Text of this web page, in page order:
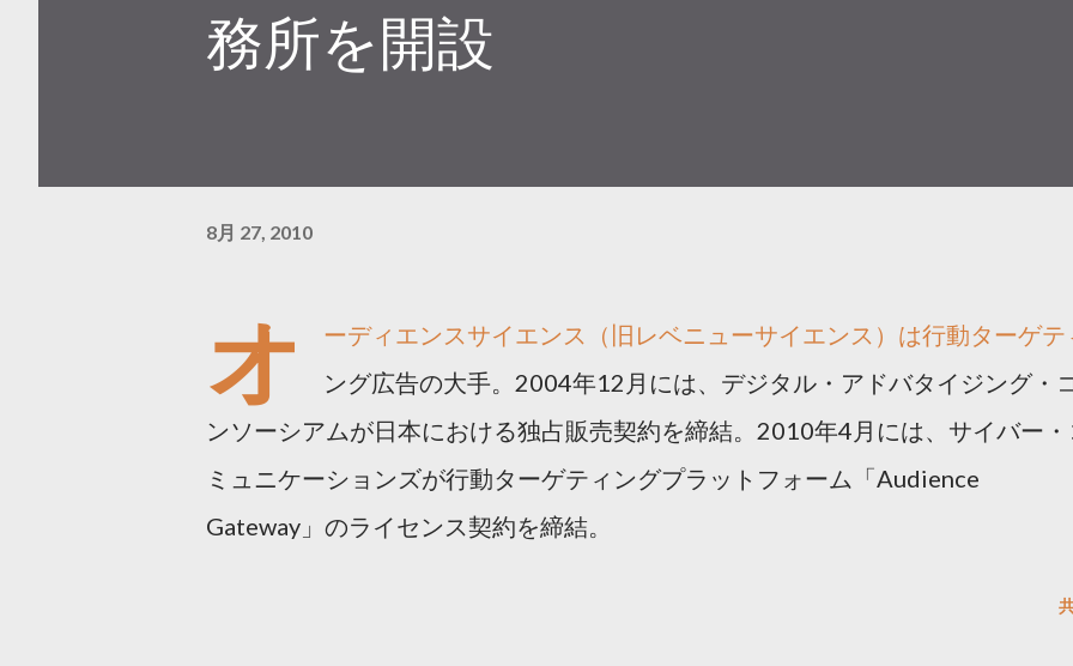
務所を開設
8月 27, 2010
オ
ーディエンスサイエンス（旧レベニューサイエンス）は行動ターゲテ
ング広告の大手。2004年12月には、デジタル・アドバタイジング・
ンソーシアムが日本における独占販売契約を締結。2010年4月には、サイバー・
ミュニケーションズが行動ターゲティングプラットフォーム「Audience
Gateway」のライセンス契約を締結。